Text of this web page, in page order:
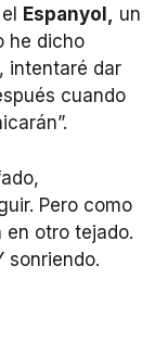
Espanyol, un
he dicho
intentaré dar
cuando
Pero como
en otro tejado.
sonriendo.